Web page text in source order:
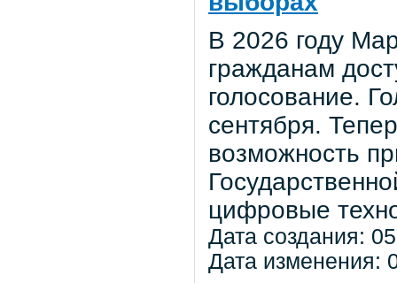
В 2026 году
гражданам
голосование.
сентября.
возможность
цифровые
Дата создания:
Дата изменения: